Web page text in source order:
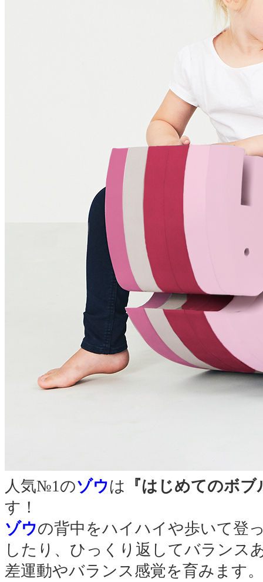
人気№1のゾウは 『はじめてのボブ
す！
ゾウの背中をハイハイや歩いて登
したり、ひっくり返してバランス
差運動やバランス感覚を育みます。